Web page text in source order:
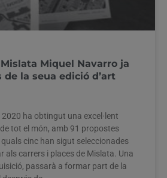
Mislata Miquel Navarro ja
de la seua edició d’art
2020 ha obtingut una excel·lent
de tot el món, amb 91 propostes
quals cinc han sigut seleccionades
als carrers i places de Mislata. Una
passarà a formar part de la